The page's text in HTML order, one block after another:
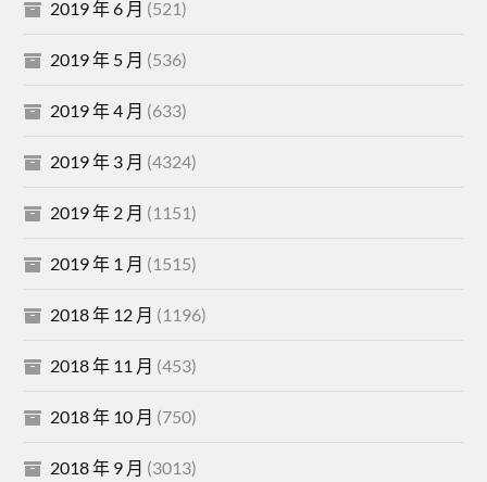
2019 年 6 月 (521)
2019 年 5 月 (536)
2019 年 4 月 (633)
2019 年 3 月 (4324)
2019 年 2 月 (1151)
2019 年 1 月 (1515)
2018 年 12 月 (1196)
2018 年 11 月 (453)
2018 年 10 月 (750)
2018 年 9 月 (3013)